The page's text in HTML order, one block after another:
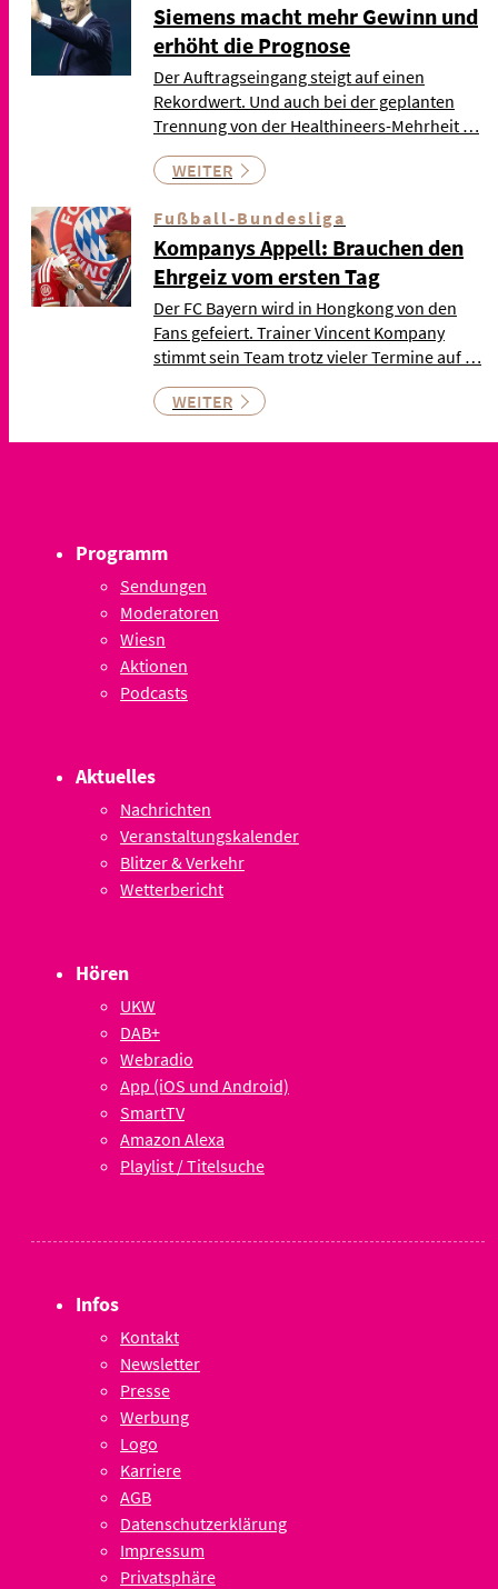
Siemens macht mehr Gewinn und
erhöht die Prognose
Der Auftragseingang steigt auf einen
Rekordwert. Und auch bei der geplanten
Trennung von der Healthineers-Mehrheit …
WEITER
Fußball-Bundesliga
Kompanys Appell: Brauchen den
Ehrgeiz vom ersten Tag
Der FC Bayern wird in Hongkong von den
Fans gefeiert. Trainer Vincent Kompany
stimmt sein Team trotz vieler Termine auf …
WEITER
Programm
Sendungen
Moderatoren
Wiesn
Aktionen
Podcasts
Aktuelles
Nachrichten
Veranstaltungskalender
Blitzer & Verkehr
Wetterbericht
Hören
UKW
DAB+
Webradio
App (iOS und Android)
SmartTV
Amazon Alexa
Playlist / Titelsuche
Infos
Kontakt
Newsletter
Presse
Werbung
Logo
Karriere
AGB
Datenschutzerklärung
Impressum
Privatsphäre